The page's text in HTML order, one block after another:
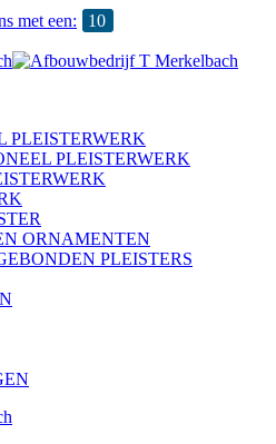
met een:
10
PLEISTERWERK
PLEISTERWERK
ORNAMENTEN
PLEISTERS